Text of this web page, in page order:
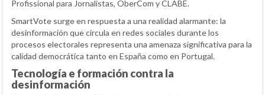
Profissional para Jornalistas, OberCom y CLABE.
SmartVote surge en respuesta a una realidad alarmante: la
desinformación que circula en redes sociales durante los
procesos electorales representa una amenaza significativa para la
calidad democrática tanto en España como en Portugal.
Tecnología e formación contra la
desinformación